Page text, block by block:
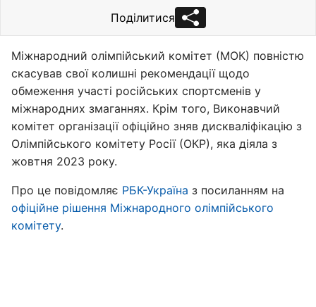
Поділитися
Міжнародний олімпійський комітет (МОК) повністю
скасував свої колишні рекомендації щодо
обмеження участі російських спортсменів у
міжнародних змаганнях. Крім того, Виконавчий
комітет організації офіційно зняв дискваліфікацію з
Олімпійського комітету Росії (ОКР), яка діяла з
жовтня 2023 року.
Про це повідомляє РБК-Україна з посиланням на
офіційне рішення Міжнародного олімпійського
комітету.